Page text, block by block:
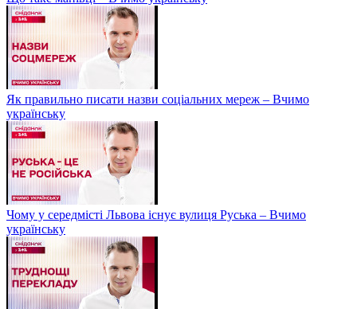
Як правильно писати назви соціальних мереж – Вчимо
українську
Чому у середмісті Львова існує вулиця Руська – Вчимо
українську